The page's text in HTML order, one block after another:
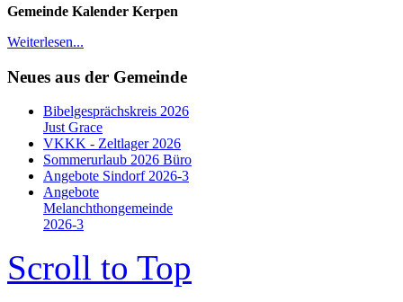
Gemeinde Kalender Kerpen
Weiterlesen...
Neues aus der Gemeinde
Bibelgesprächskreis 2026
Just Grace
VKKK - Zeltlager 2026
Sommerurlaub 2026 Büro
Angebote Sindorf 2026-3
Angebote
Melanchthongemeinde
2026-3
Scroll to Top